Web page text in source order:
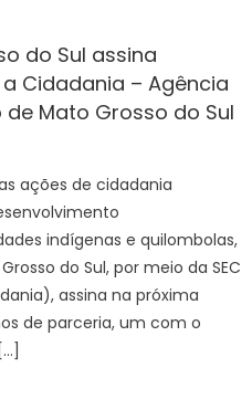
do Sul assina
Cidadania – Agência
Mato Grosso do Sul
ações de cidadania
indígenas e quilombolas,
do Sul, por meio da SEC
assina na próxima
de parceria, um com o